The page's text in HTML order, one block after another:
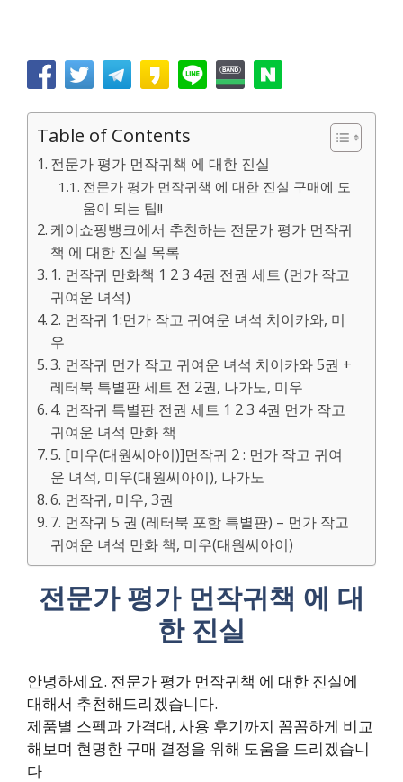
Table of Contents
전문가 평가 먼작귀책 에 대한 진실
전문가 평가 먼작귀책 에 대한 진실 구매에 도
움이 되는 팁!!
케이쇼핑뱅크에서 추천하는 전문가 평가 먼작귀
책 에 대한 진실 목록
1. 먼작귀 만화책 1 2 3 4권 전권 세트 (먼가 작고
귀여운 녀석)
2. 먼작귀 1:먼가 작고 귀여운 녀석 치이카와, 미
우
3. 먼작귀 먼가 작고 귀여운 녀석 치이카와 5권 +
레터북 특별판 세트 전 2권, 나가노, 미우
4. 먼작귀 특별판 전권 세트 1 2 3 4권 먼가 작고
귀여운 녀석 만화 책
5. [미우(대원씨아이)]먼작귀 2 : 먼가 작고 귀여
운 녀석, 미우(대원씨아이), 나가노
6. 먼작귀, 미우, 3권
7. 먼작귀 5 권 (레터북 포함 특별판) – 먼가 작고
귀여운 녀석 만화 책, 미우(대원씨아이)
전문가 평가 먼작귀책 에 대
한 진실
안녕하세요. 전문가 평가 먼작귀책 에 대한 진실에
대해서 추천해드리겠습니다.
제품별 스펙과 가격대, 사용 후기까지 꼼꼼하게 비교
해보며 현명한 구매 결정을 위해 도움을 드리겠습니
다